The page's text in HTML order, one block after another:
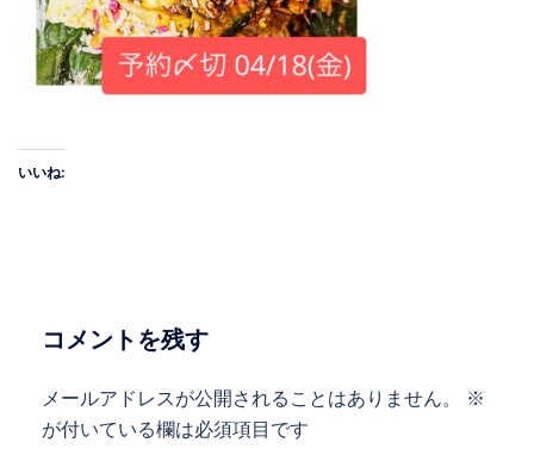
いいね:
コメントを残す
メールアドレスが公開されることはありません。
※
が付いている欄は必須項目です